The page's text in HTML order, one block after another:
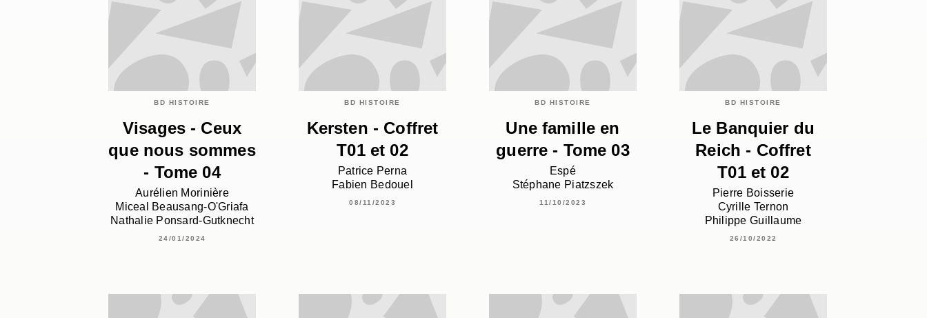
BD HISTOIRE
Visages - Ceux
que nous sommes
- Tome 04
Aurélien Morinière
Miceal Beausang-O'Griafa
Nathalie Ponsard-Gutknecht
24/01/2024
BD HISTOIRE
Kersten - Coffret
T01 et 02
Patrice Perna
Fabien Bedouel
08/11/2023
BD HISTOIRE
Une famille en
guerre - Tome 03
Espé
Stéphane Piatzszek
11/10/2023
BD HISTOIRE
Le Banquier du
Reich - Coffret
T01 et 02
Pierre Boisserie
Cyrille Ternon
Philippe Guillaume
26/10/2022